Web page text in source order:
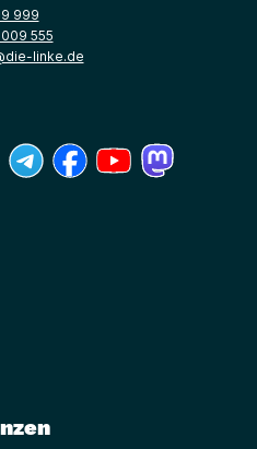
999
555
linke.de
Fenster)
neues Fenster)
ein neues Fenster)
(Link öffnet ein neues Fenster)
(Link öffnet ein neues Fenster)
(Link öffnet ein neues
(Link öffnet ein
Fenster)